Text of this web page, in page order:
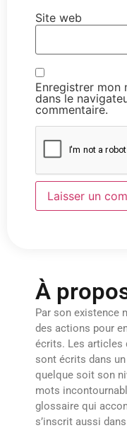
Site web
Enregistrer mon
dans le
commentaire.
À
Par son existence
des actions pour
écrits. Les articles
sont écrits dans
quelque soit son
mots
glossaire qui
s’inscrit aussi